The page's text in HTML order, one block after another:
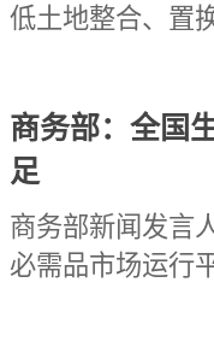
低土地整合、置
商务部：全国
足
商务部新闻发言
必需品市场运行